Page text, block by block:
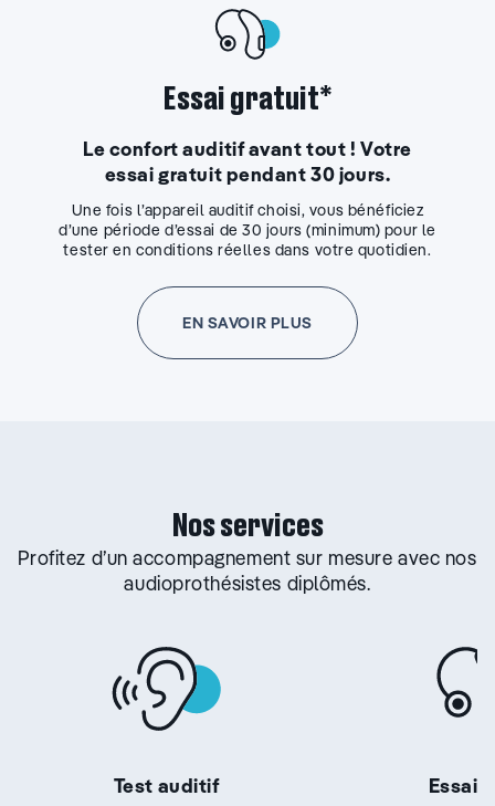
Essai gratuit*
Le confort auditif avant tout ! Votre
essai gratuit pendant 30 jours.
Une fois l’appareil auditif choisi, vous bénéficiez
d’une période d’essai de 30 jours (minimum) pour le
tester en conditions réelles dans votre quotidien.
EN SAVOIR PLUS
Nos services
Profitez d’un accompagnement sur mesure avec nos
audioprothésistes diplômés.
Test auditif Essai